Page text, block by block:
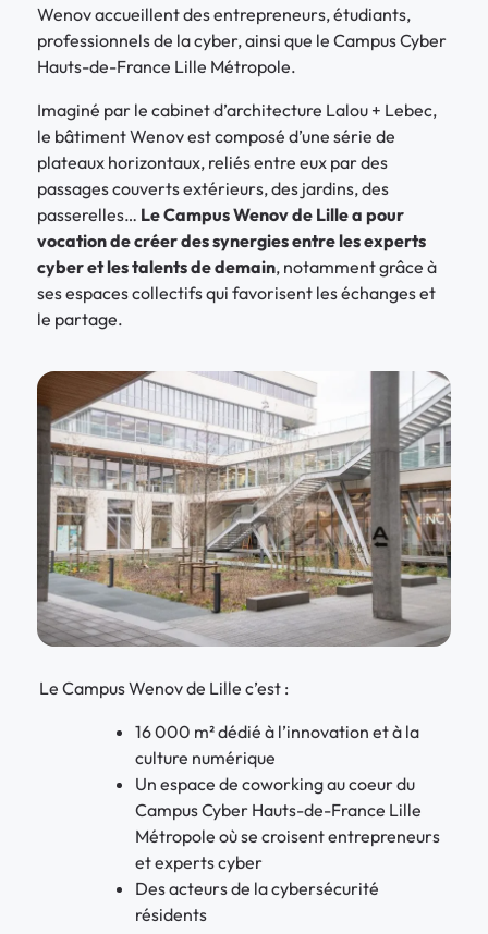
Wenov accueillent des entrepreneurs, étudiants,
professionnels de la cyber, ainsi que le Campus Cyber
Hauts-de-France Lille Métropole.
Imaginé par le cabinet d’architecture Lalou + Lebec,
le bâtiment Wenov est composé d’une série de
plateaux horizontaux, reliés entre eux par des
passages couverts extérieurs, des jardins, des
passerelles… Le Campus Wenov de Lille a pour
vocation de créer des synergies entre les experts
cyber et les talents de demain, notamment grâce à
ses espaces collectifs qui favorisent les échanges et
le partage.
Le Campus Wenov de Lille c’est :
16 000 m² dédié à l’innovation et à la
culture numérique
Un espace de coworking au coeur du
Campus Cyber Hauts-de-France Lille
Métropole où se croisent entrepreneurs
et experts cyber
Des acteurs de la cybersécurité
résidents